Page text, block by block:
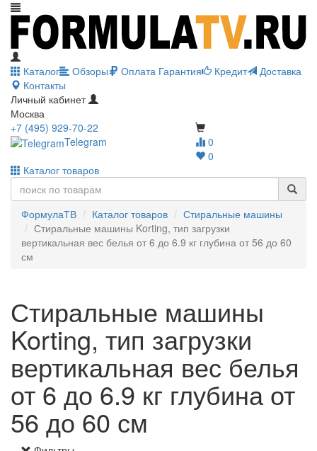
Каталог Обзоры Оплата Гарантия Кредит
Доставка
Контакты
Личный кабинет
Москва
0
0
+7 (495) 929-70-22
Telegram
Каталог товаров
ФормулаТВ Каталог товаров
Стиральные машины
Стиральные машины Korting, тип загрузки
вертикальная вес белья от 6 до 6.9 кг глубина от 56 до 60
см
Стиральные машины
Korting, тип загрузки
вертикальная вес белья
от 6 до 6.9 кг глубина от
56 до 60 см